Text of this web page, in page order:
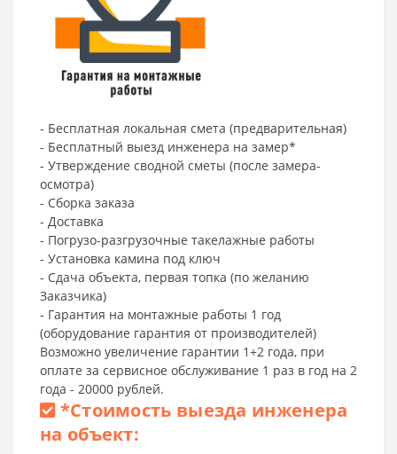
- Бесплатная локальная смета (предварительная)
- Бесплатный выезд инженера на замер*
- Утверждение сводной сметы (после замера-
осмотра)
- Сборка заказа
- Доставка
- Погрузо-разгрузочные такелажные работы
- Установка камина под ключ
- Сдача объекта, первая топка (по желанию
Заказчика)
- Гарантия на монтажные работы 1 год
(оборудование гарантия от производителей)
Возможно увеличение гарантии 1+2 года, при
оплате за сервисное обслуживание 1 раз в год на 2
года - 20000 рублей.
*Стоимость выезда инженера
на объект: